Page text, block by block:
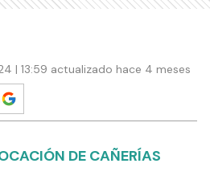
| 13:59 actualizado hace 4 meses
DE CAÑERÍAS